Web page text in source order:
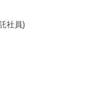
社員)